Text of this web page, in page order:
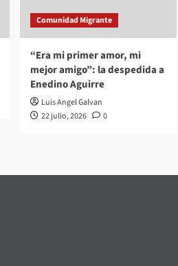
Comunidad Migrante
“Era mi primer amor, mi
mejor amigo”: la despedida a
Enedino Aguirre
Luis Angel Galvan
22 julio, 2026
0